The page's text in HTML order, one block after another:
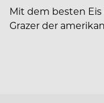
Mit dem besten
Grazer der